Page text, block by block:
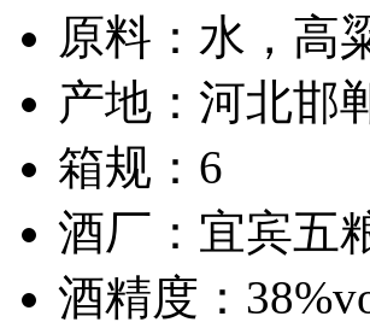
原料： 水，高
产地： 河北邯
箱规： 6
酒厂： 宜宾五
酒精度：